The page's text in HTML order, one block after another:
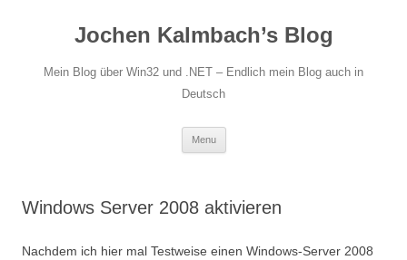
Jochen Kalmbach’s Blog
Mein Blog über Win32 und .NET – Endlich mein Blog auch in
Deutsch
Menu
Windows Server 2008 aktivieren
Nachdem ich hier mal Testweise einen Windows-Server 2008